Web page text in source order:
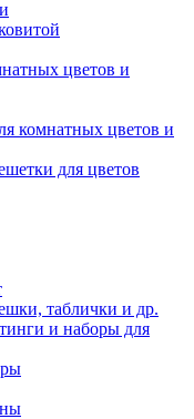
цветов и
комнатных цветов и
для цветов
таблички и др.
и наборы для